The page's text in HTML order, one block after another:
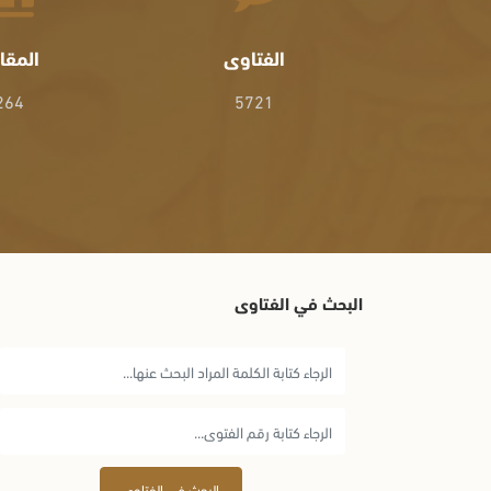
الفتاوى
5721
البحث في الفتاوى